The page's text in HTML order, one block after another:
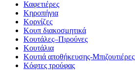
Καφετιέρες
Κηροπήγια
Κορνίζες
Κουπ διακοσμητικά
Κουτάλες–Πιρούνες
Κουτάλια
Κουτιά αποθήκευσης-Μπιζουτιέρες
Κόφτες τρούφας